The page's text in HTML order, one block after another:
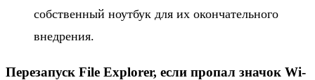
собственный ноутбук для их окончательного
внедрения.
Перезапуск File Explorer, если пропал значок Wi-